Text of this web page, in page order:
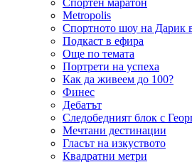
Спортен маратон
Metropolis
Спортното шоу на Дарик
Подкаст в ефира
Още по темата
Портрети на успеха
Как да живеем до 100?
Финес
Дебатът
Следобедният блок с
Мечтани дестинации
Гласът на изкуството
Квадратни метри